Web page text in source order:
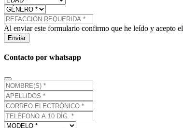
Al enviar este formulario confirmo que he leído y acepto el
Enviar
Contacto por whatsapp